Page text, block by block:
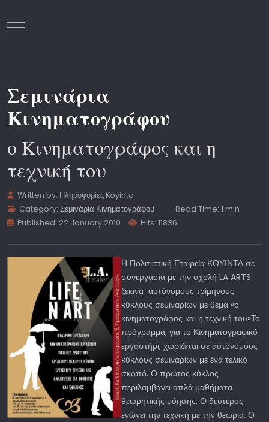
Mobile Menu Toggle
Σεμινάρια
Κινηματογράφου
ο Κινηματογράφος και η
τεχνική του
Written by: Πληροφορίες Koyinta
Category:Σεμινάρια Κινηματογράφου
Read Time: 1 min
Published: 22 January 2010
Hits: 11836
Η Πολιτιστική Εταιρεία ΚΟΥΙΝΤΑ σε
συνεργασία με την σχολή LA ARTS
ξεκινά αυτόνομους τρίμηνους
κύκλους σεμιναρίων με θεμα «ο
κινηματογράφος και η τεχνική του»Το
πρόγραμμα, για το Κινηματογραφικό
εργαστήρι, χωρίζεται σε αυτόνομους
κύκλους σεμιναρίων με ένα τελικό
σκοπό. Ο πρώτος κύκλος
περιλαμβάνει απλά μαθήματα
θεωρητικής μύησης. Ο δεύτερος
ενώνει την τεχνική με την θεωρία. Ο